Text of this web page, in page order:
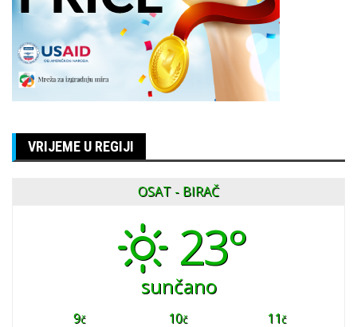
VRIJEME U REGIJI
OSAT - BIRAČ
23°
sunčano
9č 10č 11č